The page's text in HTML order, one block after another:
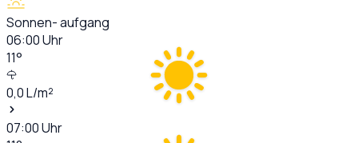
Sonnen- aufgang
06:00Uhr
11°
0,0L/m²
07:00Uhr